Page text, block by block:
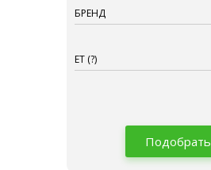
БРЕНД
ET (?)
Подобрать